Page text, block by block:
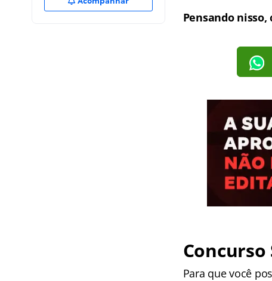
Pensando
Concurso
Para que você